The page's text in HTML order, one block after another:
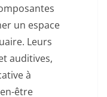
un espace
Leurs
auditives,
à
être